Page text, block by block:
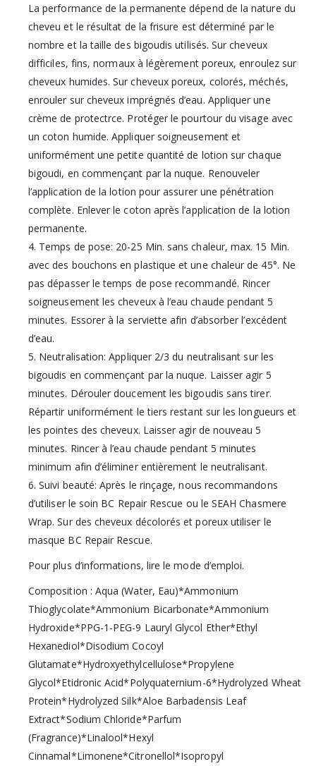
La performance de la permanente dépend de la nature du
cheveu et le résultat de la frisure est déterminé par le
nombre et la taille des bigoudis utilisés. Sur cheveux
difficiles, fins, normaux à légèrement poreux, enroulez sur
cheveux humides. Sur cheveux poreux, colorés, méchés,
enrouler sur cheveux imprégnés d’eau. Appliquer une
crème de protectrce. Protéger le pourtour du visage avec
un coton humide. Appliquer soigneusement et
uniformément une petite quantité de lotion sur chaque
bigoudi, en commençant par la nuque. Renouveler
l’application de la lotion pour assurer une pénétration
complète. Enlever le coton après l’application de la lotion
permanente.
4. Temps de pose: 20-25 Min. sans chaleur, max. 15 Min.
avec des bouchons en plastique et une chaleur de 45°. Ne
pas dépasser le temps de pose recommandé. Rincer
soigneusement les cheveux à l’eau chaude pendant 5
minutes. Essorer à la serviette afin d’absorber l’excédent
d’eau.
5. Neutralisation: Appliquer 2/3 du neutralisant sur les
bigoudis en commençant par la nuque. Laisser agir 5
minutes. Dérouler doucement les bigoudis sans tirer.
Répartir uniformément le tiers restant sur les longueurs et
les pointes des cheveux. Laisser agir de nouveau 5
minutes. Rincer à l’eau chaude pendant 5 minutes
minimum afin d’éliminer entièrement le neutralisant.
6. Suivi beauté: Après le rinçage, nous recommandons
d’utiliser le soin BC Repair Rescue ou le SEAH Chasmere
Wrap. Sur des cheveux décolorés et poreux utiliser le
masque BC Repair Rescue.
Pour plus d’informations, lire le mode d’emploi.
Composition : Aqua (Water, Eau)*Ammonium
Thioglycolate*Ammonium Bicarbonate*Ammonium
Hydroxide*PPG-1-PEG-9 Lauryl Glycol Ether*Ethyl
Hexanediol*Disodium Cocoyl
Glutamate*Hydroxyethylcellulose*Propylene
Glycol*Etidronic Acid*Polyquaternium-6*Hydrolyzed Wheat
Protein*Hydrolyzed Silk*Aloe Barbadensis Leaf
Extract*Sodium Chloride*Parfum
(Fragrance)*Linalool*Hexyl
Cinnamal*Limonene*Citronellol*Isopropyl